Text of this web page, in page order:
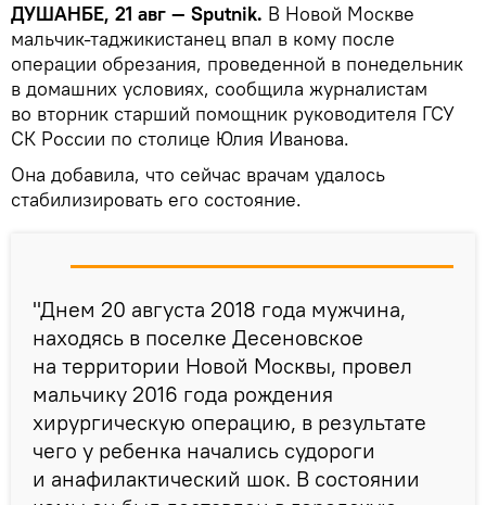
ДУШАНБЕ, 21 авг — Sputnik. В Новой Москве
мальчик-таджикистанец впал в кому после
операции обрезания, проведенной в понедельник
в домашних условиях, сообщила журналистам
во вторник старший помощник руководителя ГСУ
СК России по столице Юлия Иванова.
Она добавила, что сейчас врачам удалось
стабилизировать его состояние.
"Днем 20 августа 2018 года мужчина,
находясь в поселке Десеновское
на территории Новой Москвы, провел
мальчику 2016 года рождения
хирургическую операцию, в результате
чего у ребенка начались судороги
и анафилактический шок. В состоянии